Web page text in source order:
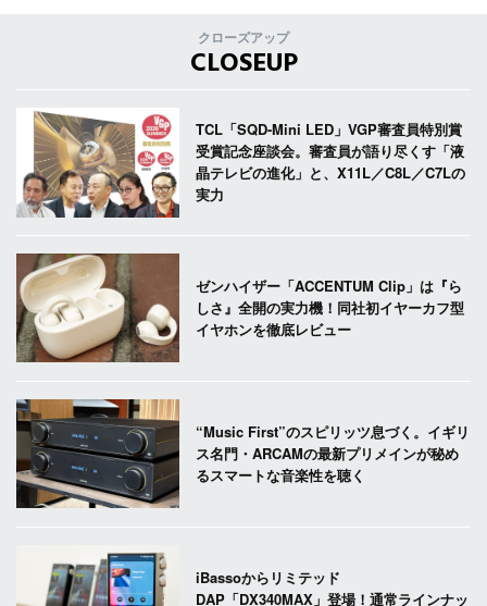
クローズアップ
CLOSEUP
TCL「SQD-Mini LED」VGP審査員特別賞
受賞記念座談会。審査員が語り尽くす「液
晶テレビの進化」と、X11L／C8L／C7Lの
実力
ゼンハイザー「ACCENTUM Clip」は『ら
しさ』全開の実力機！同社初イヤーカフ型
イヤホンを徹底レビュー
“Music First”のスピリッツ息づく。イギリ
ス名門・ARCAMの最新プリメインが秘め
るスマートな音楽性を聴く
iBassoからリミテッド
DAP「DX340MAX」登場！通常ラインナッ